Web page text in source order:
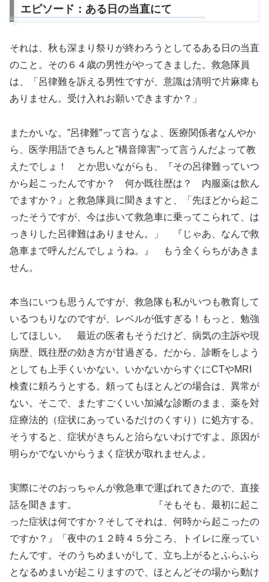
エピソード：ある日の当直にて
それは、秋も深まり祭りが終わろうとしてるある日の当直
のこと。その６４歳の男性がやってきました。救急隊員
は、「呂律難を訴える男性ですが、意識は清明で片麻痺も
ありません。受け入れお願いできますか？」
またかいな。”呂律難”って言うなよ、医療関係者なんやか
ら、医学用語できちんと”構音障害”って言うんだよって教
えたでしょ！ とか思いながらも、『その呂律難っていつ
から起こったんですか？ 何か既往歴は？ 内服薬は飲ん
でますか？』と救急隊員に聞きますと、「先ほどから起こ
ったそうですが、今は歩いて救急車に乗ってこられて、は
っきりした呂律難はありません。」 『じゃあ、なんで救
急車まで呼んだんでしょうね。』 もう全くらちがあきま
せん。
本当にいつも思うんですが、救急隊も私がいつも教育して
いるつもりなのですが、レベルが低すぎる！もっと、勉強
してほしい。 最近の医者もそうだけど、病気の主訴や現
病歴、既往歴の効き方が甘過ぎる。だから、診断をしよう
としても上手くいかない。いかないからすぐにCTやMRI
検査に頼ろうとする。頼ってもほとんどの場合は、異常が
ない。そこで、またすごくいい加減な診断のまま、薬を対
症療法的（症状にあっているだけのくすり）に処方する。
そうすると、症状がきちんと治らないわけですよ。原因が
明らかでないからうまく症状が取れませんよ。
実際にそのおっちゃんが救急車で運ばれてきたので、直接
話を聞きます。 『そもそも、最初に起こ
った症状は何ですか？そしてそれは、何時から起こったの
ですか？』「夜中の１２時４５分ころ、トイレに座ってい
たんです。そのうちめまいがして、立ち上がるとふらふら
となるめまいが起こりますので、ほとんどその場から動け